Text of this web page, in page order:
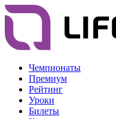
Чемпионаты
Премиум
Рейтинг
Уроки
Билеты